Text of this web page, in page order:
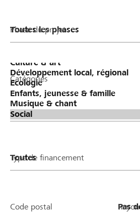
Phase du projet
Catégories
Type de financement
Code postal Rayon